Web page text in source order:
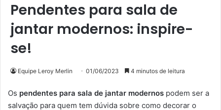
Pendentes para sala de
jantar modernos: inspire-
se!
Equipe Leroy Merlin 01/06/2023 4 minutos de leitura
Os pendentes para sala de jantar modernos podem ser a
salvação para quem tem dúvida sobre como decorar o